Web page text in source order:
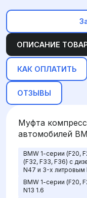
ОПИСАНИЕ
КАК ОПЛАТИТЬ
ОТЗЫВЫ
Муфта
автомобилей
BMW 1-cерии (F20,
(F32, F33, F36) с
N47 и 3-х литровым
BMW 1-cерии (F20,
N13 1.6